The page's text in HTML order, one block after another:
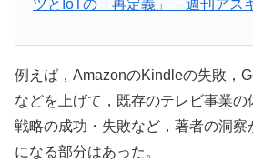
ツとIoTの「再定義」 – 週刊アス
例えば，AmazonのKindleの失敗，
などを上げて，既存のテレビ事業の
戦略の成功・失敗など，著者の洞
になる部分はあった。